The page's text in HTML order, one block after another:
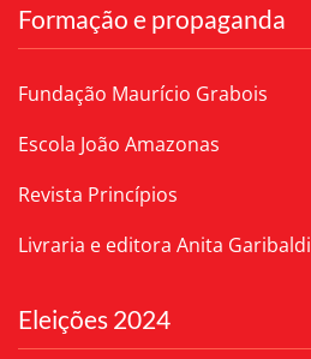
Formação e propaganda
Fundação Maurício Grabois
Escola João Amazonas
Revista Princípios
Livraria e editora Anita Garibaldi
Eleições 2024